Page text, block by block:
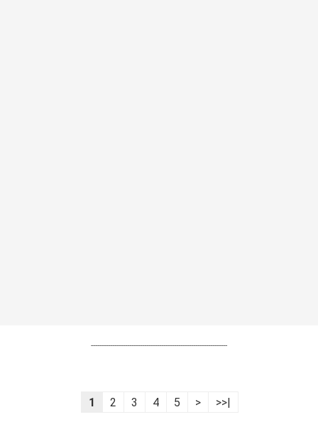
----------------------------------------------------------------
1 2 3 4 5 > >>|